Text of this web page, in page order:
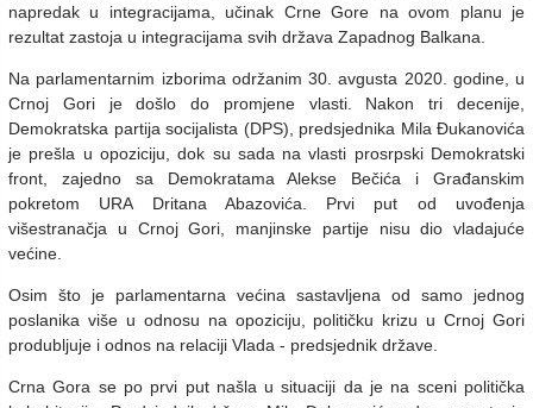
napredak u integracijama, učinak Crne Gore na ovom planu je
rezultat zastoja u integracijama svih država Zapadnog Balkana.
Na parlamentarnim izborima održanim 30. avgusta 2020. godine, u
Crnoj Gori je došlo do promjene vlasti. Nakon tri decenije,
Demokratska partija socijalista (DPS), predsjednika Mila Đukanovića
je prešla u opoziciju, dok su sada na vlasti prosrpski Demokratski
front, zajedno sa Demokratama Alekse Bečića i Građanskim
pokretom URA Dritana Abazovića. Prvi put od uvođenja
višestranačja u Crnoj Gori, manjinske partije nisu dio vladajuće
većine.
Osim što je parlamentarna većina sastavljena od samo jednog
poslanika više u odnosu na opoziciju, političku krizu u Crnoj Gori
produbljuje i odnos na relaciji Vlada - predsjednik države.
Crna Gora se po prvi put našla u situaciji da je na sceni politička